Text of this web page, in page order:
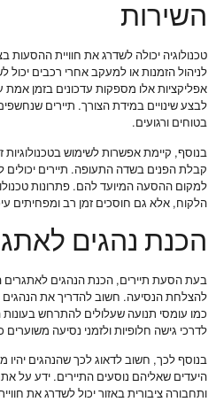
השירות
טכנולוגיה יכולה לשדרג את חוויית
לניהול הזמנות או למעקב אחרי רכבים
אפליקציות אלו מספקות עדכונים בזמן
לבצע שינויים במידת הצורך. תיירים
בטוחים ורגועים.
קבלת הפנים בשדה התעופה. תיירים יכולים
למקום ההסעה המיועד להם. פתרונות
הלקוח, אלא גם חוסכים זמן רב ומפחיתים
הכנת נהגים
בעת הסעת תיירים, הכנת הנהגים לאתגרים
להצלחת הנסיעה. חשוב להדריך את הנהגים
כמו עומסי תנועה שעלולים להתרחש בעונות
לדרכי גישה חלופיות ולזמני נסיעה משוערים
בנוסף לכך, חשוב לדאוג לכך שהנהגים יהיו
היעדים שאליהם נוסעים התיירים. ידע על
ותחבורה ציבורית באזור יכול לשדרג את